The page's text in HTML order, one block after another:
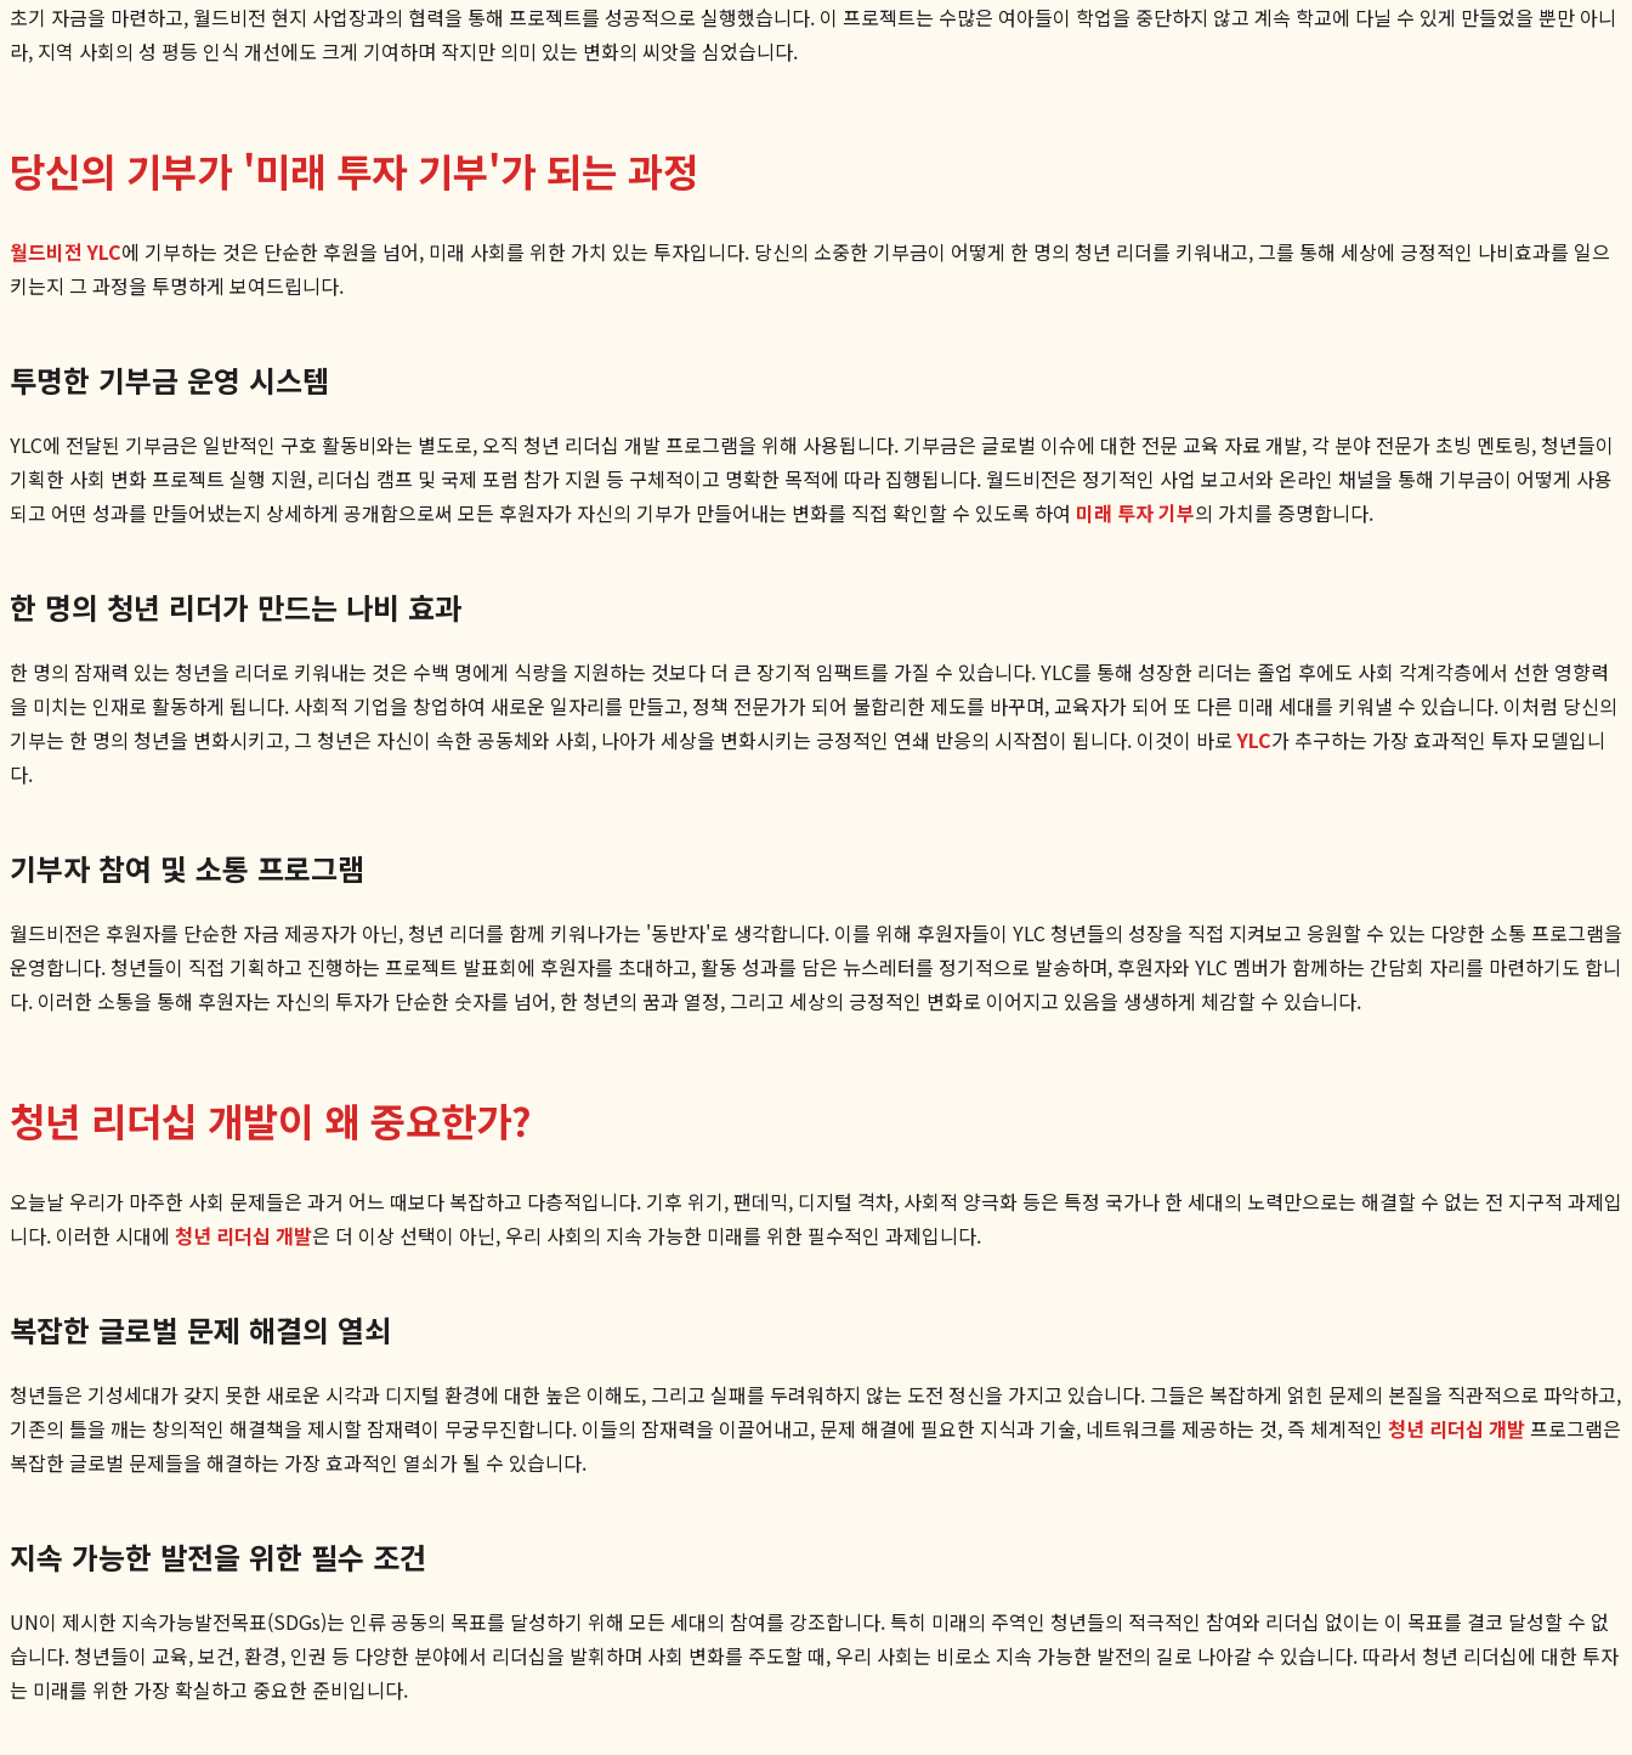
초기 자금을 마련하고, 월드비전 현지 사업장과의 협력을 통해 프로젝트를 성공적으로 실행했습니다. 이 프로젝트는 수많은 여아들이 학업을 중단하지 않고 계속 학교에 다닐 수 있게 만들었을 뿐만 아니
라, 지역 사회의 성 평등 인식 개선에도 크게 기여하며 작지만 의미 있는 변화의 씨앗을 심었습니다.
당신의 기부가 '미래 투자 기부'가 되는 과정
월드비전 YLC에 기부하는 것은 단순한 후원을 넘어, 미래 사회를 위한 가치 있는 투자입니다. 당신의 소중한 기부금이 어떻게 한 명의 청년 리더를 키워내고, 그를 통해 세상에 긍정적인 나비효과를 일으
키는지 그 과정을 투명하게 보여드립니다.
투명한 기부금 운영 시스템
YLC에 전달된 기부금은 일반적인 구호 활동비와는 별도로, 오직 청년 리더십 개발 프로그램을 위해 사용됩니다. 기부금은 글로벌 이슈에 대한 전문 교육 자료 개발, 각 분야 전문가 초빙 멘토링, 청년들이
기획한 사회 변화 프로젝트 실행 지원, 리더십 캠프 및 국제 포럼 참가 지원 등 구체적이고 명확한 목적에 따라 집행됩니다. 월드비전은 정기적인 사업 보고서와 온라인 채널을 통해 기부금이 어떻게 사용
되고 어떤 성과를 만들어냈는지 상세하게 공개함으로써 모든 후원자가 자신의 기부가 만들어내는 변화를 직접 확인할 수 있도록 하여 미래 투자 기부의 가치를 증명합니다.
한 명의 청년 리더가 만드는 나비 효과
한 명의 잠재력 있는 청년을 리더로 키워내는 것은 수백 명에게 식량을 지원하는 것보다 더 큰 장기적 임팩트를 가질 수 있습니다. YLC를 통해 성장한 리더는 졸업 후에도 사회 각계각층에서 선한 영향력
을 미치는 인재로 활동하게 됩니다. 사회적 기업을 창업하여 새로운 일자리를 만들고, 정책 전문가가 되어 불합리한 제도를 바꾸며, 교육자가 되어 또 다른 미래 세대를 키워낼 수 있습니다. 이처럼 당신의
기부는 한 명의 청년을 변화시키고, 그 청년은 자신이 속한 공동체와 사회, 나아가 세상을 변화시키는 긍정적인 연쇄 반응의 시작점이 됩니다. 이것이 바로YLC가 추구하는 가장 효과적인 투자 모델입니
다.
기부자 참여 및 소통 프로그램
월드비전은 후원자를 단순한 자금 제공자가 아닌, 청년 리더를 함께 키워나가는 '동반자'로 생각합니다. 이를 위해 후원자들이 YLC 청년들의 성장을 직접 지켜보고 응원할 수 있는 다양한 소통 프로그램을
운영합니다. 청년들이 직접 기획하고 진행하는 프로젝트 발표회에 후원자를 초대하고, 활동 성과를 담은 뉴스레터를 정기적으로 발송하며, 후원자와 YLC 멤버가 함께하는 간담회 자리를 마련하기도 합니
다. 이러한 소통을 통해 후원자는 자신의 투자가 단순한 숫자를 넘어, 한 청년의 꿈과 열정, 그리고 세상의 긍정적인 변화로 이어지고 있음을 생생하게 체감할 수 있습니다.
청년 리더십 개발이 왜 중요한가?
오늘날 우리가 마주한 사회 문제들은 과거 어느 때보다 복잡하고 다층적입니다. 기후 위기, 팬데믹, 디지털 격차, 사회적 양극화 등은 특정 국가나 한 세대의 노력만으로는 해결할 수 없는 전 지구적 과제입
니다. 이러한 시대에 청년 리더십 개발은 더 이상 선택이 아닌, 우리 사회의 지속 가능한 미래를 위한 필수적인 과제입니다.
복잡한 글로벌 문제 해결의 열쇠
청년들은 기성세대가 갖지 못한 새로운 시각과 디지털 환경에 대한 높은 이해도, 그리고 실패를 두려워하지 않는 도전 정신을 가지고 있습니다. 그들은 복잡하게 얽힌 문제의 본질을 직관적으로 파악하고,
기존의 틀을 깨는 창의적인 해결책을 제시할 잠재력이 무궁무진합니다. 이들의 잠재력을 이끌어내고, 문제 해결에 필요한 지식과 기술, 네트워크를 제공하는 것, 즉 체계적인 청년 리더십 개발프로그램은
복잡한 글로벌 문제들을 해결하는 가장 효과적인 열쇠가 될 수 있습니다.
지속 가능한 발전을 위한 필수 조건
UN이 제시한 지속가능발전목표(SDGs)는 인류 공동의 목표를 달성하기 위해 모든 세대의 참여를 강조합니다. 특히 미래의 주역인 청년들의 적극적인 참여와 리더십 없이는 이 목표를 결코 달성할 수 없
습니다. 청년들이 교육, 보건, 환경, 인권 등 다양한 분야에서 리더십을 발휘하며 사회 변화를 주도할 때, 우리 사회는 비로소 지속 가능한 발전의 길로 나아갈 수 있습니다. 따라서 청년 리더십에 대한 투자
는 미래를 위한 가장 확실하고 중요한 준비입니다.